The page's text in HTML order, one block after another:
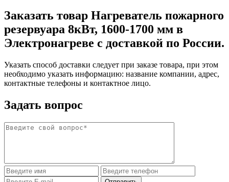
Заказать товар Нагреватель пожарного
резервуара 8кВт, 1600-1700 мм в
Электронагреве с доставкой по России.
Указать способ доставки следует при заказе товара, при этом
необходимо указать информацию: название компании, адрес,
контактные телефоны и контактное лицо.
Задать вопрос